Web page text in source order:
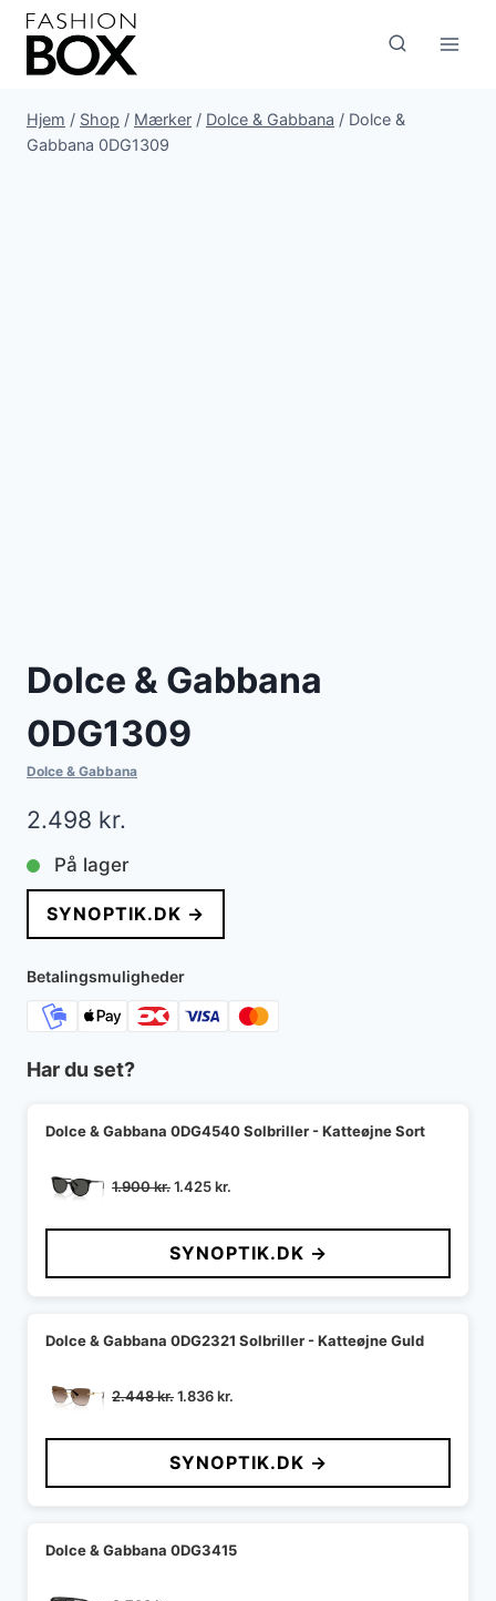
Fortsæt
indhold
Hjem / Shop / Mærker / Dolce & Gabbana / Dolce &
Gabbana 0DG1309
Dolce & Gabbana
0DG1309
Dolce & Gabbana
2.498 kr.
På lager
SYNOPTIK.DK →
Betalingsmuligheder
Har du set?
Dolce & Gabbana 0DG4540 Solbriller - Katteøjne Sort
1.900kr.Den
pris
var:
1.900 kr..
1.425kr.
pris
er:
1.425 kr..
SYNOPTIK.DK →
Dolce & Gabbana 0DG2321 Solbriller - Katteøjne Guld
2.448kr.Den
pris
var:
2.448 kr..
1.836kr.
pris
er:
1.836 kr..
SYNOPTIK.DK →
Dolce & Gabbana 0DG3415